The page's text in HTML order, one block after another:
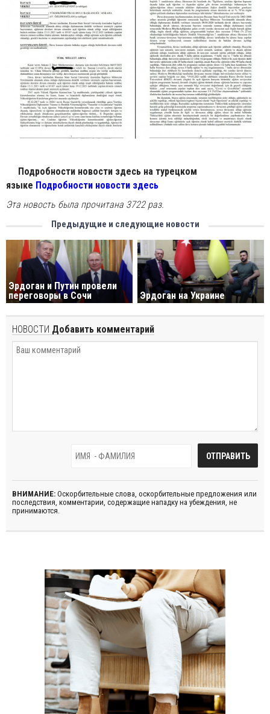
Подробности новости здесь на турецком
языке Подробности новости здесь
Эта новость была прочитана 3722 раз.
Предыдущие и следующие новости
Эрдоган и Путин провели
переговоры в Сочи
Эрдоган на Украине
НОВОСТИ Добавить комментарий
ВНИМАНИЕ: Оскорбительные слова, оскорбительные предложения или
последствия, комментарии, содержащие нападку на убеждения, не
принимаются.